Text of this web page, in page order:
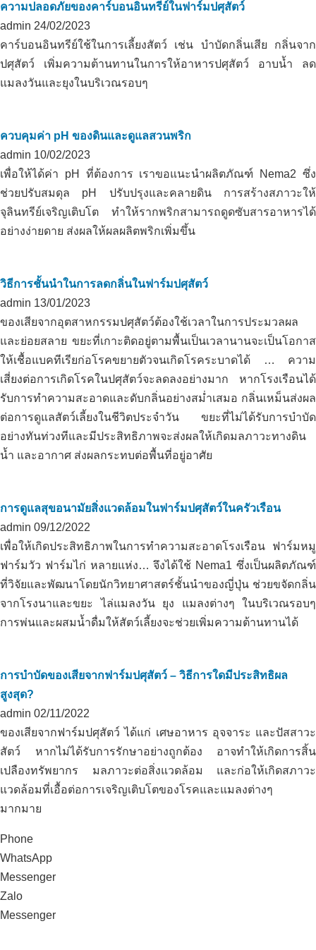
ความปลอดภัยของคาร์บอนอินทรีย์ในฟาร์มปศุสัตว์
admin 24/02/2023
คาร์บอนอินทรีย์ใช้ในการเลี้ยงสัตว์ เช่น บำบัดกลิ่นเสีย กลิ่นจาก
ปศุสัตว์ เพิ่มความต้านทานในการให้อาหารปศุสัตว์ อาบน้ำ ลด
แมลงวันและยุงในบริเวณรอบๆ
ควบคุมค่า pH ของดินและดูแลสวนพริก
admin 10/02/2023
เพื่อให้ได้ค่า pH ที่ต้องการ เราขอแนะนำผลิตภัณฑ์ Nema2 ซึ่ง
ช่วยปรับสมดุล pH ปรับปรุงและคลายดิน การสร้างสภาวะให้
จุลินทรีย์เจริญเติบโต ทำให้รากพริกสามารถดูดซับสารอาหารได้
อย่างง่ายดาย ส่งผลให้ผลผลิตพริกเพิ่มขึ้น
วิธีการชั้นนำในการลดกลิ่นในฟาร์มปศุสัตว์
admin 13/01/2023
ของเสียจากอุตสาหกรรมปศุสัตว์ต้องใช้เวลาในการประมวลผล
และย่อยสลาย ขยะที่เกาะติดอยู่ตามพื้นเป็นเวลานานจะเป็นโอกาส
ให้เชื้อแบคทีเรียก่อโรคขยายตัวจนเกิดโรคระบาดได้ … ความ
เสี่ยงต่อการเกิดโรคในปศุสัตว์จะลดลงอย่างมาก หากโรงเรือนได้
รับการทำความสะอาดและดับกลิ่นอย่างสม่ำเสมอ กลิ่นเหม็นส่งผล
ต่อการดูแลสัตว์เลี้ยงในชีวิตประจำวัน ขยะที่ไม่ได้รับการบำบัด
อย่างทันท่วงทีและมีประสิทธิภาพจะส่งผลให้เกิดมลภาวะทางดิน
น้ำ และอากาศ ส่งผลกระทบต่อพื้นที่อยู่อาศัย
การดูแลสุขอนามัยสิ่งแวดล้อมในฟาร์มปศุสัตว์ในครัวเรือน
admin 09/12/2022
เพื่อให้เกิดประสิทธิภาพในการทำความสะอาดโรงเรือน ฟาร์มหมู
ฟาร์มวัว ฟาร์มไก่ หลายแห่ง… จึงได้ใช้ Nema1 ซึ่งเป็นผลิตภัณฑ์
ที่วิจัยและพัฒนาโดยนักวิทยาศาสตร์ชั้นนำของญี่ปุ่น ช่วยขจัดกลิ่น
จากโรงนาและขยะ ไล่แมลงวัน ยุง แมลงต่างๆ ในบริเวณรอบๆ
การพ่นและผสมน้ำดื่มให้สัตว์เลี้ยงจะช่วยเพิ่มความต้านทานได้
การบำบัดของเสียจากฟาร์มปศุสัตว์ – วิธีการใดมีประสิทธิผล
สูงสุด?
admin 02/11/2022
ของเสียจากฟาร์มปศุสัตว์ ได้แก่ เศษอาหาร อุจจาระ และปัสสาวะ
สัตว์ หากไม่ได้รับการรักษาอย่างถูกต้อง อาจทำให้เกิดการสิ้น
เปลืองทรัพยากร มลภาวะต่อสิ่งแวดล้อม และก่อให้เกิดสภาวะ
แวดล้อมที่เอื้อต่อการเจริญเติบโตของโรคและแมลงต่างๆ
มากมาย
Phone
WhatsApp
Messenger
Zalo
Messenger